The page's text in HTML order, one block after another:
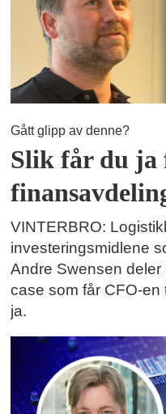
Gått glipp av denne?
Slik får du ja
VINTERBRO:
investeringsmidlene
Andre Swensen
case som får CFO-en
ja.